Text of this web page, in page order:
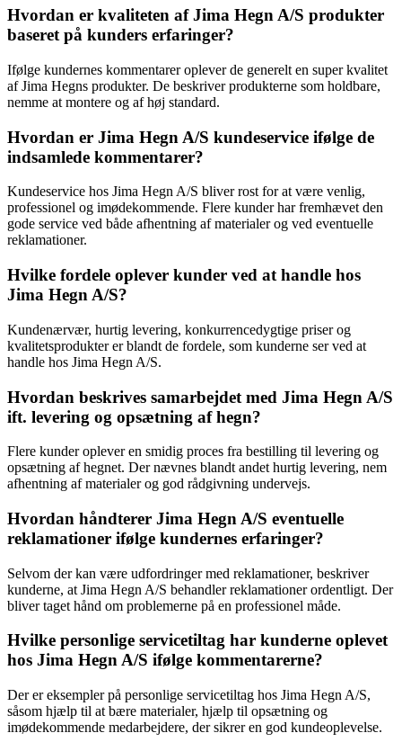
Hvordan er kvaliteten af Jima Hegn A/S produkter
baseret på kunders erfaringer?
Ifølge kundernes kommentarer oplever de generelt en super kvalitet
af Jima Hegns produkter. De beskriver produkterne som holdbare,
nemme at montere og af høj standard.
Hvordan er Jima Hegn A/S kundeservice ifølge de
indsamlede kommentarer?
Kundeservice hos Jima Hegn A/S bliver rost for at være venlig,
professionel og imødekommende. Flere kunder har fremhævet den
gode service ved både afhentning af materialer og ved eventuelle
reklamationer.
Hvilke fordele oplever kunder ved at handle hos
Jima Hegn A/S?
Kundenærvær, hurtig levering, konkurrencedygtige priser og
kvalitetsprodukter er blandt de fordele, som kunderne ser ved at
handle hos Jima Hegn A/S.
Hvordan beskrives samarbejdet med Jima Hegn A/S
ift. levering og opsætning af hegn?
Flere kunder oplever en smidig proces fra bestilling til levering og
opsætning af hegnet. Der nævnes blandt andet hurtig levering, nem
afhentning af materialer og god rådgivning undervejs.
Hvordan håndterer Jima Hegn A/S eventuelle
reklamationer ifølge kundernes erfaringer?
Selvom der kan være udfordringer med reklamationer, beskriver
kunderne, at Jima Hegn A/S behandler reklamationer ordentligt. Der
bliver taget hånd om problemerne på en professionel måde.
Hvilke personlige servicetiltag har kunderne oplevet
hos Jima Hegn A/S ifølge kommentarerne?
Der er eksempler på personlige servicetiltag hos Jima Hegn A/S,
såsom hjælp til at bære materialer, hjælp til opsætning og
imødekommende medarbejdere, der sikrer en god kundeoplevelse.